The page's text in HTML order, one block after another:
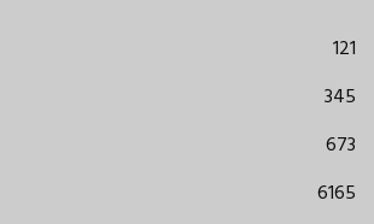
121
345
673
6165